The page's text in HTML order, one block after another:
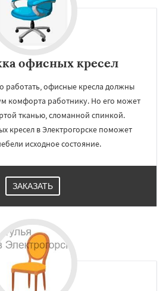
офисных кресел
работать, офисные кресла должны
комфорта работнику. Но его может
тканью, сломанной спинкой.
кресел в Электрогорске поможет
исходное состояние.
ЗАКАЗАТЬ